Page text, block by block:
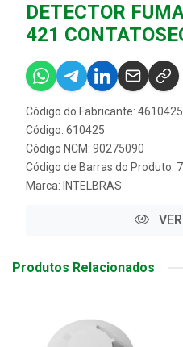
DETECTOR
421
Código do Fabricante: 4610425
Código: 610425
Código NCM: 90275090
Código de Barras do Produto:
Marca: INTELBRAS
Produtos Relacionados